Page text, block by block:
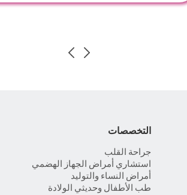
التخصصات
جراحة القلب
استشاري أمراض الجهاز الهضمي
أمراض النساء والتوليد
طب الأطفال وحديثي الولادة